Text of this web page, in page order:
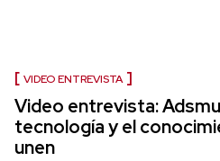
VIDEO ENTREVISTA
Video entrevista:
tecnología y el
unen